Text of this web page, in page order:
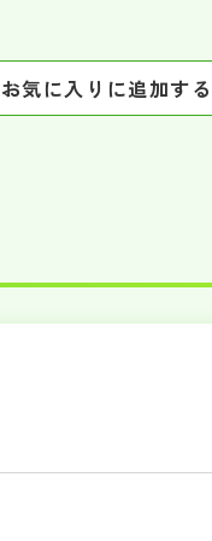
お気に入りに追加する